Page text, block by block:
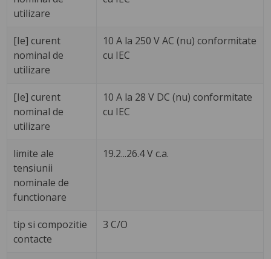
utilizare
[Ie] curent
nominal de
utilizare
10 A la 250 V AC (nu) conformitate
cu IEC
[Ie] curent
nominal de
utilizare
10 A la 28 V DC (nu) conformitate
cu IEC
limite ale
tensiunii
nominale de
functionare
19.2...26.4 V c.a.
tip si compozitie
contacte
3 C/O